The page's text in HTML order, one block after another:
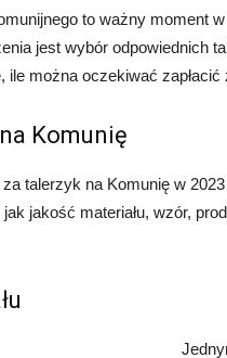
to ważny moment
jest wybór odpowiednich
ile można oczekiwać
Komunię
za talerzyk na Komunię w
jakość materiału, wzór,